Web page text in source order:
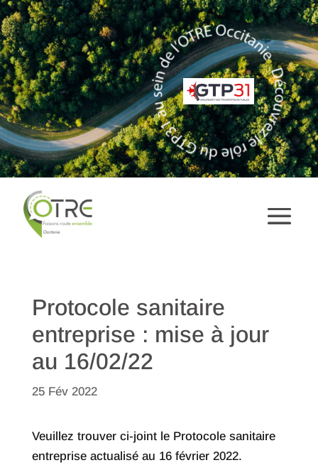
Protocole sanitaire
entreprise : mise à jour
au 16/02/22
25 Fév 2022
Veuillez trouver ci-joint le Protocole sanitaire
entreprise actualisé au 16 février 2022.